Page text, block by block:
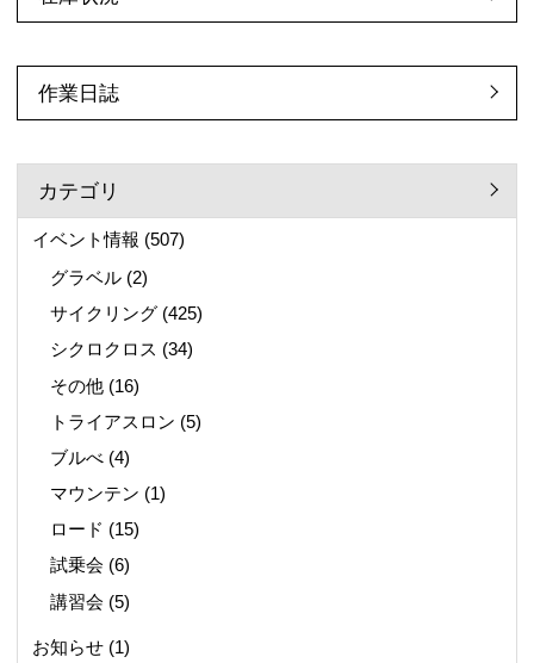
作業日誌
カテゴリ
イベント情報 (507)
グラベル (2)
サイクリング (425)
シクロクロス (34)
その他 (16)
トライアスロン (5)
ブルべ (4)
マウンテン (1)
ロード (15)
試乗会 (6)
講習会 (5)
お知らせ(1)